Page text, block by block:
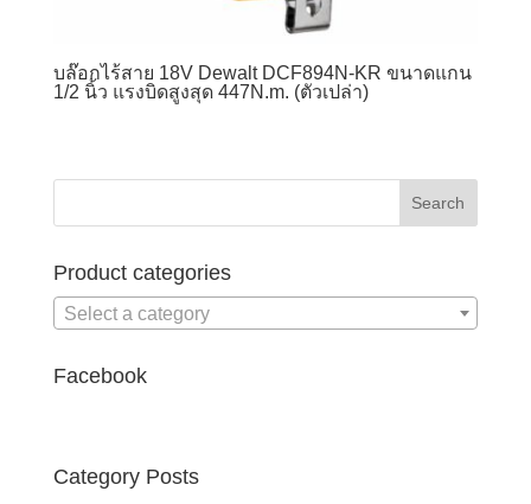
บล๊อกไร้สาย 18V Dewalt DCF894N-KR ขนาดแกน
1/2 นิ้ว แรงบิดสูงสุด 447N.m. (ตัวเปล่า)
Product categories
Select a category
Facebook
Category Posts